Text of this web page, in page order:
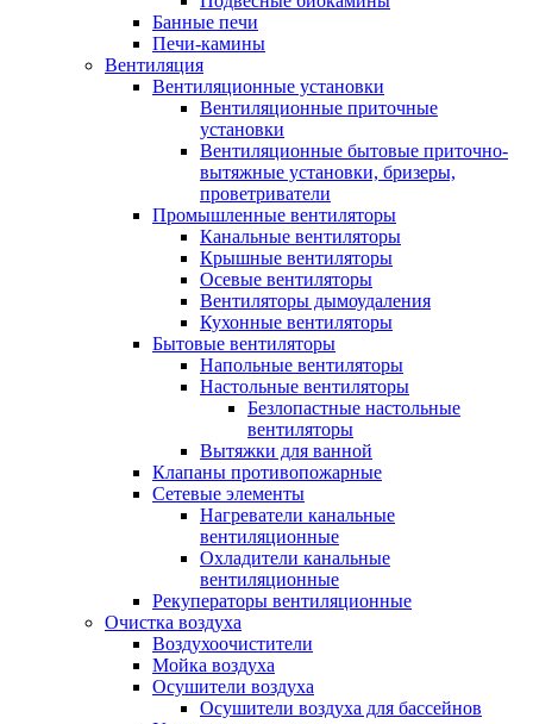
Банные печи
Печи-камины
Вентиляция
Вентиляционные установки
Вентиляционные приточные
установки
Вентиляционные бытовые приточно-
вытяжные установки, бризеры,
проветриватели
Промышленные вентиляторы
Канальные вентиляторы
Крышные вентиляторы
Осевые вентиляторы
Вентиляторы дымоудаления
Кухонные вентиляторы
Бытовые вентиляторы
Напольные вентиляторы
Настольные вентиляторы
Безлопастные настольные
вентиляторы
Вытяжки для ванной
Клапаны противопожарные
Сетевые элементы
Нагреватели канальные
вентиляционные
Охладители канальные
вентиляционные
Рекуператоры вентиляционные
Очистка воздуха
Воздухоочистители
Мойка воздуха
Осушители воздуха
Осушители воздуха для бассейнов